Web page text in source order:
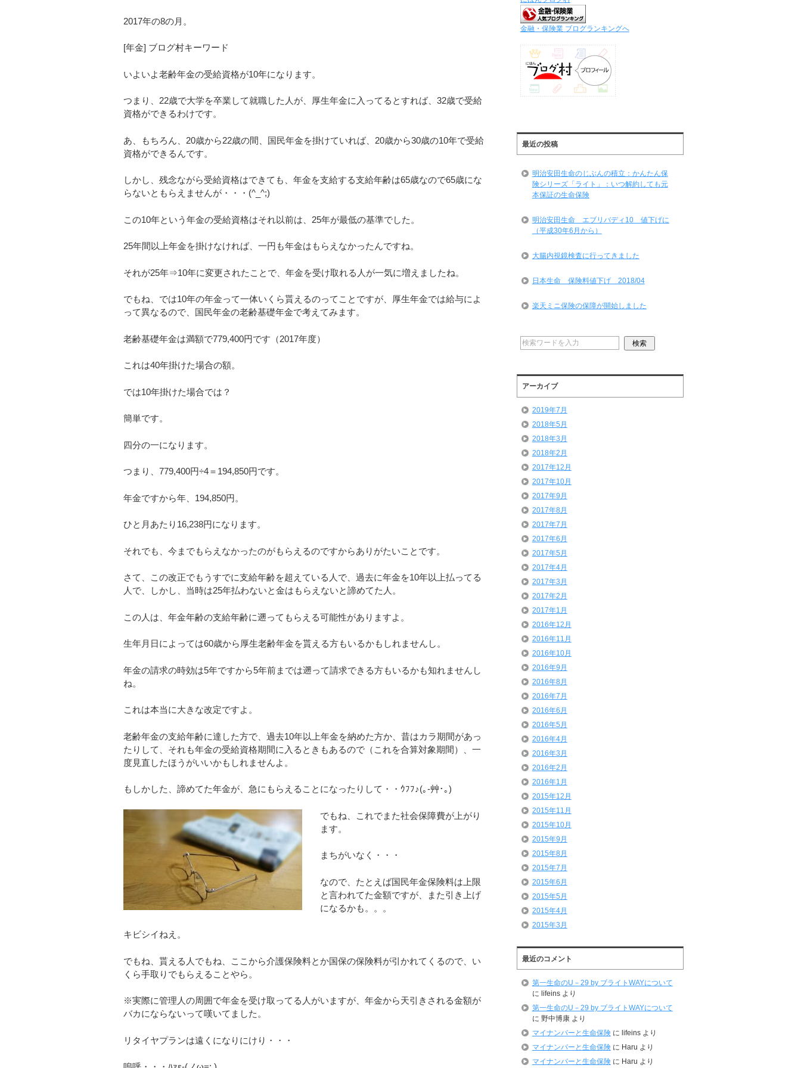
2017年の8の月。
[年金] ブログ村キーワード
いよいよ老齢年金の受給資格が10年になります。
つまり、22歳で大学を卒業して就職した人が、厚生年金に入ってるとすれば、32歳で受給
資格ができるわけです。
あ、もちろん、20歳から22歳の間、国民年金を掛けていれば、20歳から30歳の10年で受給
資格ができるんです。
しかし、残念ながら受給資格はできても、年金を支給する支給年齢は65歳なので65歳にな
らないともらえませんが・・・(^_^;)
この10年という年金の受給資格はそれ以前は、25年が最低の基準でした。
25年間以上年金を掛けなければ、一円も年金はもらえなかったんですね。
それが25年⇒10年に変更されたことで、年金を受け取れる人が一気に増えましたね。
でもね、では10年の年金って一体いくら貰えるのってことですが、厚生年金では給与によ
って異なるので、国民年金の老齢基礎年金で考えてみます。
老齢基礎年金は満額で779,400円です（2017年度）
これは40年掛けた場合の額。
では10年掛けた場合では？
簡単です。
四分の一になります。
つまり、779,400円÷4＝194,850円です。
年金ですから年、194,850円。
ひと月あたり16,238円になります。
それでも、今までもらえなかったのがもらえるのですからありがたいことです。
さて、この改正でもうすでに支給年齢を超えている人で、過去に年金を10年以上払ってる
人で、しかし、当時は25年払わないと金はもらえないと諦めてた人。
この人は、年金年齢の支給年齢に遡ってもらえる可能性がありますよ。
生年月日によっては60歳から厚生老齢年金を貰える方もいるかもしれませんし。
年金の請求の時効は5年ですから5年前までは遡って請求できる方もいるかも知れませんし
ね。
これは本当に大きな改定ですよ。
老齢年金の支給年齢に達した方で、過去10年以上年金を納めた方か、昔はカラ期間があっ
たりして、それも年金の受給資格期間に入るときもあるので（これを合算対象期間）、一
度見直したほうがいいかもしれませんよ。
もしかした、諦めてた年金が、急にもらえることになったりして・・ｳﾌﾌ♪(｡-艸･｡)
でもね、これでまた社会保障費が上がり
ます。
まちがいなく・・・
なので、たとえば国民年金保険料は上限
と言われてた金額ですが、また引き上げ
になるかも。。。
キビシイねえ。
でもね、貰える人でもね、ここから介護保険料とか国保の保険料が引かれてくるので、い
くら手取りでもらえることやら。
※実際に管理人の周囲で年金を受け取ってる人がいますが、年金から天引きされる金額が
バカにならないって嘆いてました。
リタイヤプランは遠くになりにけり・・・
金融・保険業 ブログランキングへ
最近の投稿
明治安田生命のじぶんの積立：かんたん保
険シリーズ「ライト」：いつ解約しても元
本保証の生命保険
明治安田生命 エブリバディ10 値下げに
（平成30年6月から）
大腸内視鏡検査に行ってきました
日本生命 保険料値下げ 2018/04
楽天ミニ保険の保障が開始しました
アーカイブ
2019年7月
2018年5月
2018年3月
2018年2月
2017年12月
2017年10月
2017年9月
2017年8月
2017年7月
2017年6月
2017年5月
2017年4月
2017年3月
2017年2月
2017年1月
2016年12月
2016年11月
2016年10月
2016年9月
2016年8月
2016年7月
2016年6月
2016年5月
2016年4月
2016年3月
2016年2月
2016年1月
2015年12月
2015年11月
2015年10月
2015年9月
2015年8月
2015年7月
2015年6月
2015年5月
2015年4月
2015年3月
最近のコメント
第一生命のU－29 by ブライトWAYについて
に lifeinsより
第一生命のU－29 by ブライトWAYについて
に 野中博康より
マイナンバーと生命保険に lifeinsより
マイナンバーと生命保険に Haru より
マイナンバーと生命保険に Haru より